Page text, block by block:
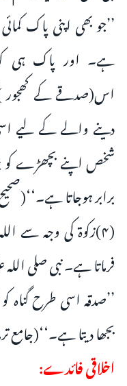
’’جو بھی اپنی پاک
ہے۔ اور پاک ہی کو
اس(صدقے کے کھجور )
دینے والے کے لیے
شخص اپنے بچھڑے کو
برابر ہوجاتا ہے۔‘‘(صحیح
(۴)زکوۃ کی وجہ سے
فرماتا ہے۔ نبی صلی
’’صدقہ اسی طرح
بجھا دیتا ہے۔‘‘(جامع
اخلاقی فائدے: